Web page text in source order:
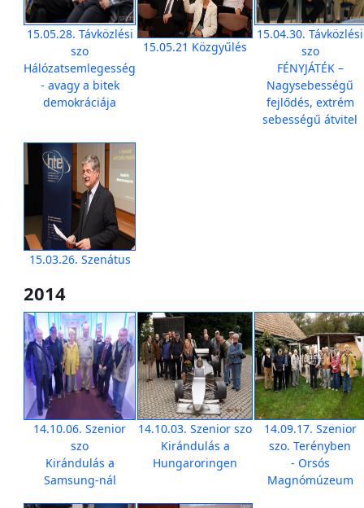
15.05.28. Távközlési
szo
Hálózatsemlegesség
- avagy a bitek
demokráciája
15.05.21 Közgyűlés
15.04.30. Távközlési
szo
FÉNYJÁTÉK –
Nagysebességű
fejlődés, extrém
sebességű átvitel
15.03.26. Szenátus
2014
14.10.06. Szenior
szo
Kirándulás a
Samsung-nál
14.10.03. Szenior szo
Kirándulás a
Hungaroringen
14.09.17. Szenior
szo. Terényben
- Orsós
Magnómúzeum